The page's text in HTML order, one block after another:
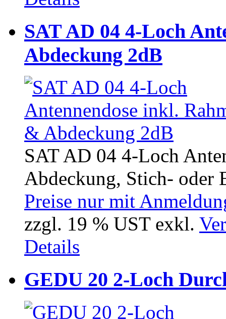
SAT AD 04 4-Loch
Abdeckung 2dB
SAT AD 04 4-Loch
Abdeckung, Stich- oder
Preise nur mit
zzgl. 19 % UST exkl.
Details
GEDU 20 2-Loch